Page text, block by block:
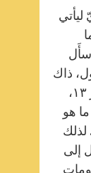
ذاك
الذي يدوم إلى الحياة الأبديّة. وهذا الرجاء نَبَتَ بقوّة المحبّة: لأنّ المحبّة التي “تَرجو كُلَّ شيَء وتَتَحمَّلُ كُلَّ شيَء” (۱ كور ۱۳،
هو
لذلك
إلى